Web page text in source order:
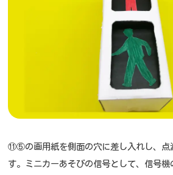
⑪⑤の画用紙を側面の穴に差し入れし、点
す。ミニカーあそびの信号として、信号